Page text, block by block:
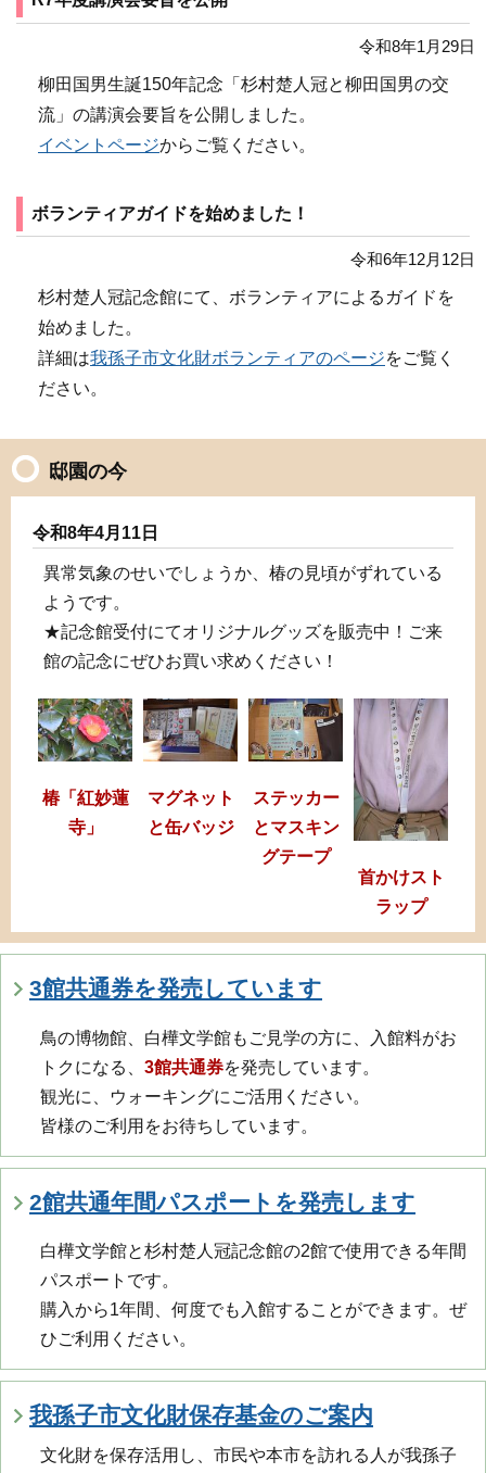
令和8年1月29日
柳田国男生誕150年記念「杉村楚人冠と柳田国男の交
流」の講演会要旨を公開しました。
イベントページからご覧ください。
ボランティアガイドを始めました！
令和6年12月12日
杉村楚人冠記念館にて、ボランティアによるガイドを
始めました。
詳細は我孫子市文化財ボランティアのページをご覧く
ださい。
邸園の今
令和8年4月11日
異常気象のせいでしょうか、椿の見頃がずれている
ようです。
★記念館受付にてオリジナルグッズを販売中！ご来
館の記念にぜひお買い求めください！
椿「紅妙蓮
寺」
マグネット
と缶バッジ
ステッカー
とマスキン
グテープ
首かけスト
ラップ
3館共通券を発売しています
鳥の博物館、白樺文学館もご見学の方に、入館料がお
トクになる、 3館共通券を発売しています。
観光に、ウォーキングにご活用ください。
皆様のご利用をお待ちしています。
2館共通年間パスポートを発売します
白樺文学館と杉村楚人冠記念館の2館で使用できる年間
パスポートです。
購入から1年間、何度でも入館することができます。ぜ
ひご利用ください。
我孫子市文化財保存基金のご案内
文化財を保存活用し、市民や本市を訪れる人が我孫子